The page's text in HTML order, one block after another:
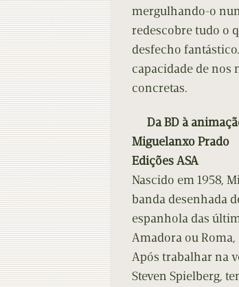
mergulhando-o
redescobre tudo o
desfecho
capacidade de nos
concretas.
Da BD à
Miguelanxo Prado
Edições ASA
Nascido em 1958,
banda desenhada
espanhola das
Amadora ou Roma,
Após trabalhar na
Steven Spielberg,